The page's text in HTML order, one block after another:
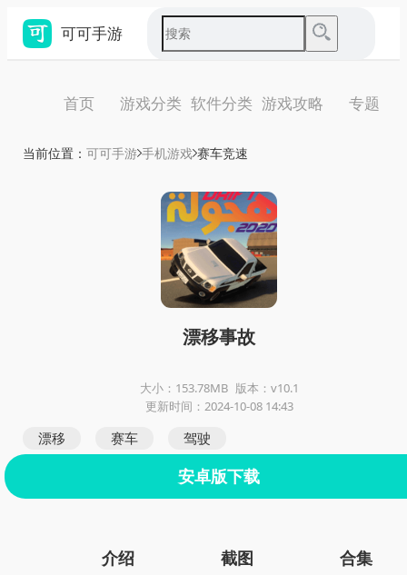
可可手游
首页 游戏分类 软件分类 游戏攻略 专题
当前位置： 可可手游 手机游戏 赛车竞速
漂移事故
大小：153.78MB 版本：v10.1
更新时间：2024-10-08 14:43
漂移 赛车 驾驶
安卓版下载
介绍 截图 合集